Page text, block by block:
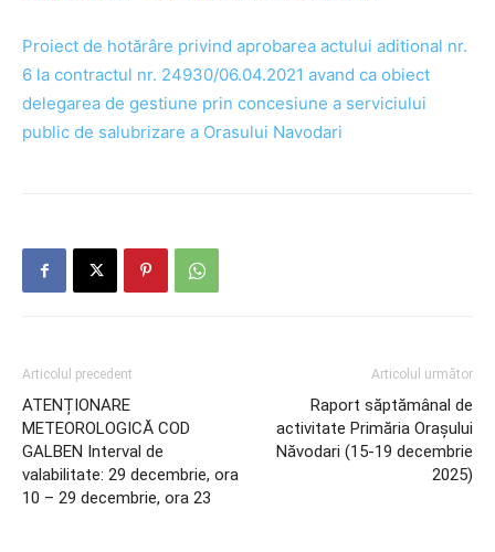
Proiect de hotărâre privind aprobarea actului aditional nr.
6 la contractul nr. 24930/06.04.2021 avand ca obiect
delegarea de gestiune prin concesiune a serviciului
public de salubrizare a Orasului Navodari
Articolul precedent
ATENȚIONARE
METEOROLOGICĂ COD
GALBEN Interval de
valabilitate: 29 decembrie, ora
10 – 29 decembrie, ora 23
Articolul următor
Raport săptămânal de
activitate Primăria Orașului
Năvodari (15-19 decembrie
2025)